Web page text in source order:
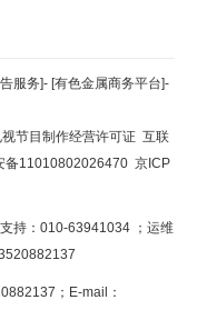
服务]- [有色金属商务平台]-
节目制作经营许可证 互联
备11010802026470 京ICP
持：010-63941034 ；运维
；E-mail：